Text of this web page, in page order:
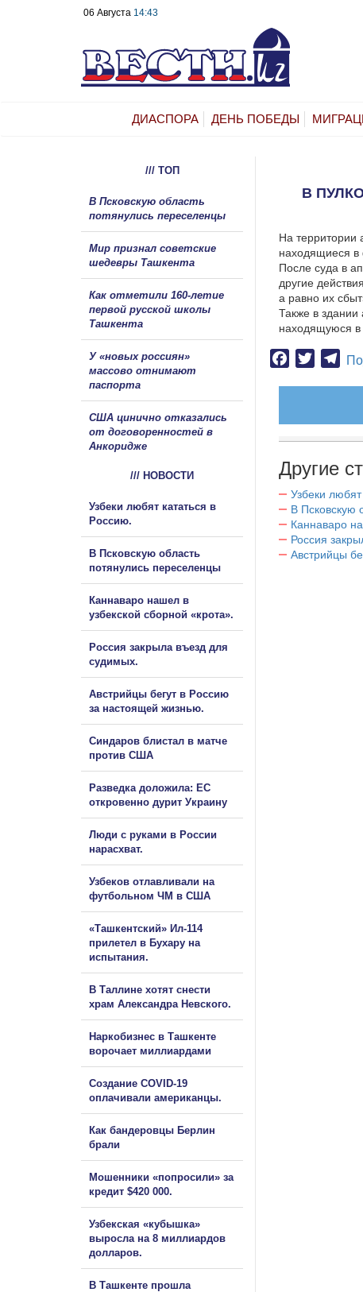
06 Августа 14:43
ДИАСПОРА ДЕНЬ ПОБЕДЫ
В
На территории
находящиеся в
После суда в
другие
а равно их
Также в здании
находящуюся в
Facebook
Twitter
Другие
Узбеки любят
В Псковскую
Каннаваро
Россия
Австрийцы
/// ТОП
В Псковскую область
потянулись переселенцы
Мир признал советские
шедевры Ташкента
Как отметили 160-летие
первой русской школы
Ташкента
У «новых россиян»
массово отнимают
паспорта
США цинично отказались
от договоренностей в
Анкоридже
/// НОВОСТИ
Узбеки любят кататься в
Россию.
В Псковскую область
потянулись переселенцы
Каннаваро нашел в
узбекской сборной «крота».
Россия закрыла въезд для
судимых.
Австрийцы бегут в Россию
за настоящей жизнью.
Синдаров блистал в матче
против США
Разведка доложила: ЕС
откровенно дурит Украину
Люди с руками в России
нарасхват.
Узбеков отлавливали на
футбольном ЧМ в США
«Ташкентский» Ил-114
прилетел в Бухару на
испытания.
В Таллине хотят снести
храм Александра Невского.
Наркобизнес в Ташкенте
ворочает миллиардами
Создание COVID-19
оплачивали американцы.
Как бандеровцы Берлин
брали
Мошенники «попросили» за
кредит $420 000.
Узбекская «кубышка»
выросла на 8 миллиардов
долларов.
В Ташкенте прошла